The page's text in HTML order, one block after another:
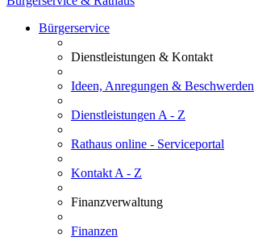
Bürgerservice
Dienstleistungen & Kontakt
Ideen, Anregungen & Beschwerden
Dienstleistungen A - Z
Rathaus online - Serviceportal
Kontakt A - Z
Finanzverwaltung
Finanzen